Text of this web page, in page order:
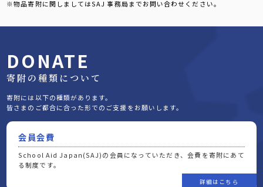
※物品寄附に関しましてはSAJ 事務局までお問い合わせください。
DONATE
寄附の種類について
寄附には以下の種類があります。
皆さまのご都合に合った形でのご支援をお願いします。
会員会費
School Aid Japan(SAJ)の会員になっていただき、会費を寄附にあて
る制度です。